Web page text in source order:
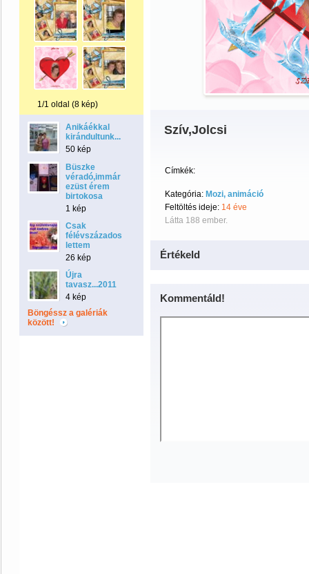
1/1 oldal (8 kép)
Anikáékkal
kirándultunk...
50 kép
Büszke
véradó,immár
ezüst érem
birtokosa
1 kép
Csak
félévszázados
lettem
26 kép
Újra
tavasz...2011
4 kép
Böngéssz a galériák
között!
Szív,Jolcsi
Címkék:
Kategória: Mozi, animáció
Feltöltés ideje: 14 éve
Látta 188 ember.
Értékeld
Kommentáld!